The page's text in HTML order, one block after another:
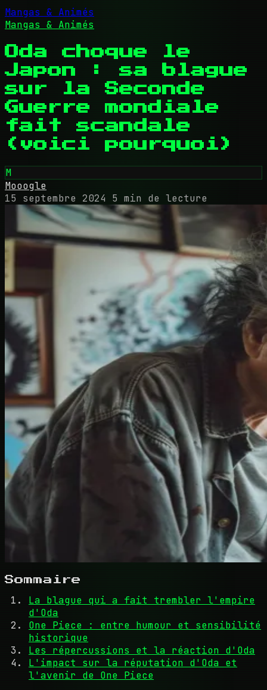
Mangas & Animés
Mangas & Animés
Oda choque le
Japon : sa blague
sur la Seconde
Guerre mondiale
fait scandale
(voici pourquoi)
M
Mooogle
15 septembre 2024
5 min de lecture
Sommaire
La blague qui a fait trembler l'empire
d'Oda
One Piece : entre humour et sensibilité
historique
Les répercussions et la réaction d'Oda
L'impact sur la réputation d'Oda et
l'avenir de One Piece